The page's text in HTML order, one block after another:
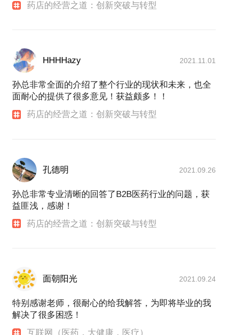
药店的经营之道：创新突破与转型
HHHHazy 2021.11.01
孙总非常全面的介绍了整个行业的现状和未来，也全
面耐心的提供了很多意见！获益颇多！！
药店的经营之道：创新突破与转型
孔德明 2021.09.26
孙总非常专业清晰的回答了B2B医药行业的问题，获
益匪浅，感谢！
药店的经营之道：创新突破与转型
面朝阳光 2021.09.24
特别感谢老师，很耐心的给我解答，为即将毕业的我
解决了很多困惑！
互联网（医药，大健康，医疗）